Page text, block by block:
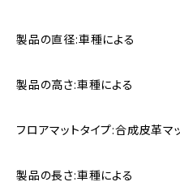
製品の直径:車種による
製品の高さ:車種による
フロアマットタイプ:合成皮革マ
製品の長さ:車種による